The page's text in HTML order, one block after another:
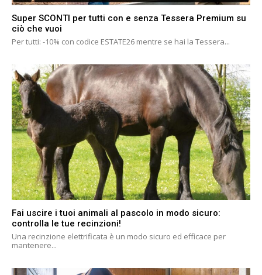
Super SCONTI per tutti con e senza Tessera Premium su
ciò che vuoi
Per tutti: -10% con codice ESTATE26 mentre se hai la Tessera...
Fai uscire i tuoi animali al pascolo in modo sicuro:
controlla le tue recinzioni!
Una recinzione elettrificata è un modo sicuro ed efficace per
mantenere...